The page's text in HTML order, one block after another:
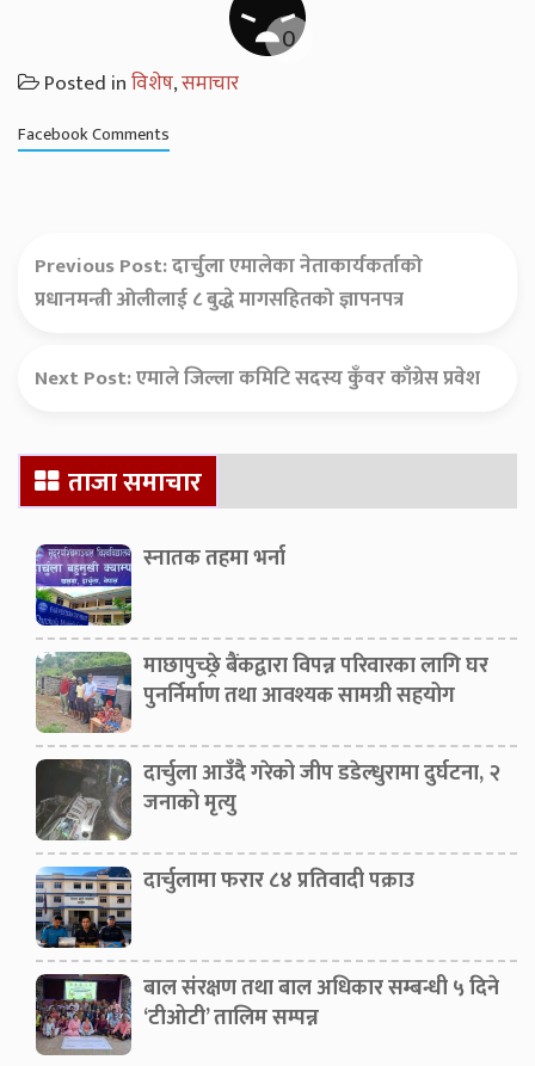
Posted inविशेष,समाचार
Facebook Comments
Previous Post:दार्चुला एमालेका नेताकार्यकर्ताको
प्रधानमन्त्री ओलीलाई ८ बुद्धे मागसहितको ज्ञापनपत्र
Next Post:एमाले जिल्ला कमिटि सदस्य कुँवर काँग्रेस प्रवेश
Secondary
Sidebarताजा समाचार
स्नातक तहमा भर्ना
माछापुच्छ्रे बैंकद्वारा विपन्न परिवारका लागि घर
पुनर्निर्माण तथा आवश्यक सामग्री सहयोग
दार्चुला आउँदै गरेको जीप डडेल्धुरामा दुर्घटना, २
जनाको मृत्यु
दार्चुलामा फरार ८४ प्रतिवादी पक्राउ
बाल संरक्षण तथा बाल अधिकार सम्बन्धी ५ दिने
‘टीओटी’ तालिम सम्पन्न